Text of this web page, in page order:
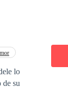
lo
de su